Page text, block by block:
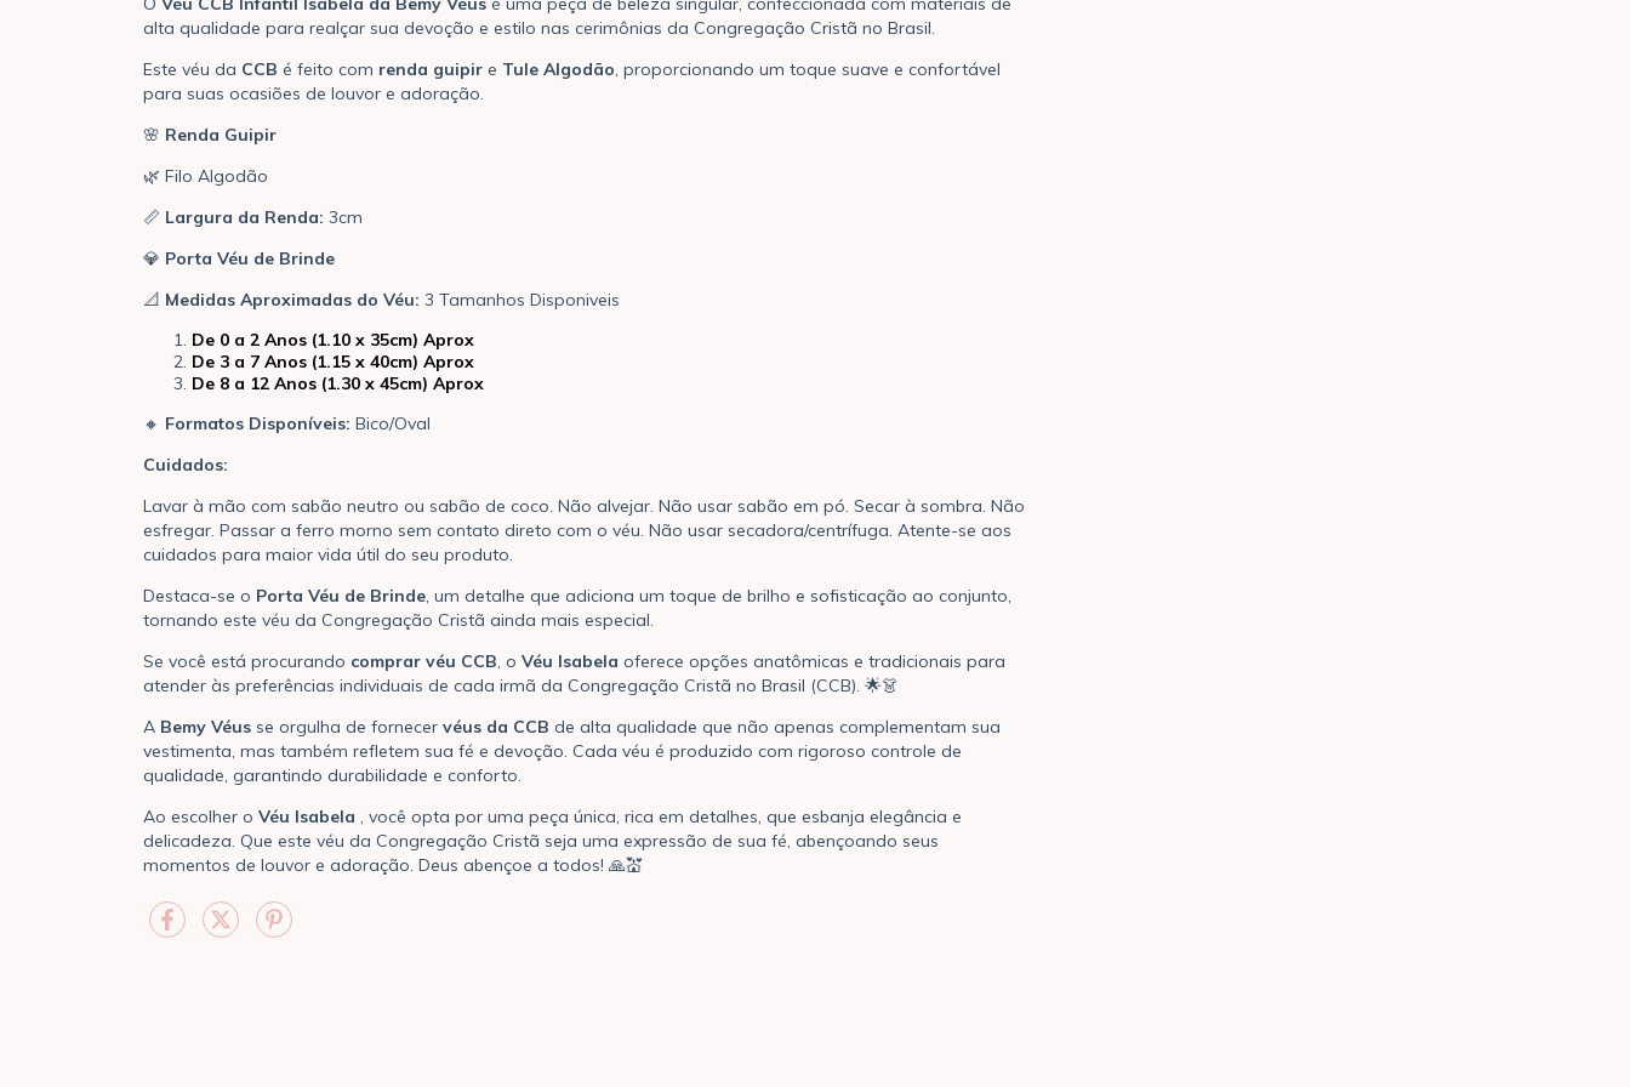
alta qualidade para realçar sua devoção e estilo nas cerimônias da Congregação Cristã no Brasil.
Este véu da CCB é feito com renda guipir e Tule Algodão, proporcionando um toque suave e confortável
para suas ocasiões de louvor e adoração.
🌸 Renda Guipir
🌿 Filo Algodão
📏 Largura da Renda: 3cm
💎 Porta Véu de Brinde
📐 Medidas Aproximadas do Véu: 3 Tamanhos Disponiveis
De 0 a 2 Anos (1.10 x 35cm) Aprox
De 3 a 7 Anos (1.15 x 40cm) Aprox
De 8 a 12 Anos (1.30 x 45cm) Aprox
🔸 Formatos Disponíveis: Bico/Oval
Cuidados:
Lavar à mão com sabão neutro ou sabão de coco. Não alvejar. Não usar sabão em pó. Secar à sombra. Não
esfregar. Passar a ferro morno sem contato direto com o véu. Não usar secadora/centrífuga. Atente-se aos
cuidados para maior vida útil do seu produto.
Destaca-se o Porta Véu de Brinde, um detalhe que adiciona um toque de brilho e sofisticação ao conjunto,
tornando este véu da Congregação Cristã ainda mais especial.
Se você está procurando comprar véu CCB, o Véu Isabela oferece opções anatômicas e tradicionais para
atender às preferências individuais de cada irmã da Congregação Cristã no Brasil (CCB). 🌟👗
A Bemy Véus se orgulha de fornecer véus da CCB de alta qualidade que não apenas complementam sua
vestimenta, mas também refletem sua fé e devoção. Cada véu é produzido com rigoroso controle de
qualidade, garantindo durabilidade e conforto.
Ao escolher o Véu Isabela , você opta por uma peça única, rica em detalhes, que esbanja elegância e
delicadeza. Que este véu da Congregação Cristã seja uma expressão de sua fé, abençoando seus
momentos de louvor e adoração. Deus abençoe a todos! 🙏💒